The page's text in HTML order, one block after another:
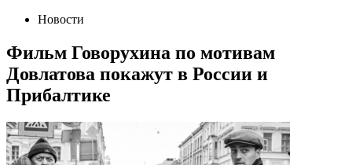
Новости
Фильм Говорухина по мотивам
Довлатова покажут в России и
Прибалтике